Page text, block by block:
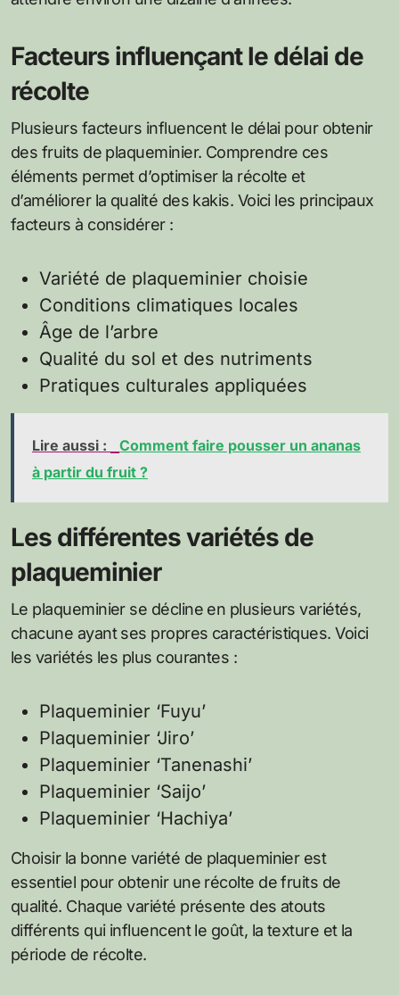
Facteurs influençant le délai de
récolte
Plusieurs facteurs influencent le délai pour obtenir
des fruits de plaqueminier. Comprendre ces
éléments permet d’optimiser la récolte et
d’améliorer la qualité des kakis. Voici les principaux
facteurs à considérer :
Variété de plaqueminier choisie
Conditions climatiques locales
Âge de l’arbre
Qualité du sol et des nutriments
Pratiques culturales appliquées
Lire aussi :
Comment faire pousser un ananas
à partir du fruit ?
Les différentes variétés de
plaqueminier
Le plaqueminier se décline en plusieurs variétés,
chacune ayant ses propres caractéristiques. Voici
les variétés les plus courantes :
Plaqueminier ‘Fuyu’
Plaqueminier ‘Jiro’
Plaqueminier ‘Tanenashi’
Plaqueminier ‘Saijo’
Plaqueminier ‘Hachiya’
Choisir la bonne variété de plaqueminier est
essentiel pour obtenir une récolte de fruits de
qualité. Chaque variété présente des atouts
différents qui influencent le goût, la texture et la
période de récolte.